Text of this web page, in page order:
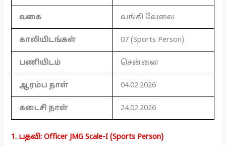
வகை வங்கி வேலை
காலியிடங்கள் 07 (Sports Person)
பணியிடம் சென்னை
ஆரம்ப நாள் 04.02.2026
கடைசி நாள் 24.02.2026
1. பதவி: Officer JMG Scale-I (Sports Person)